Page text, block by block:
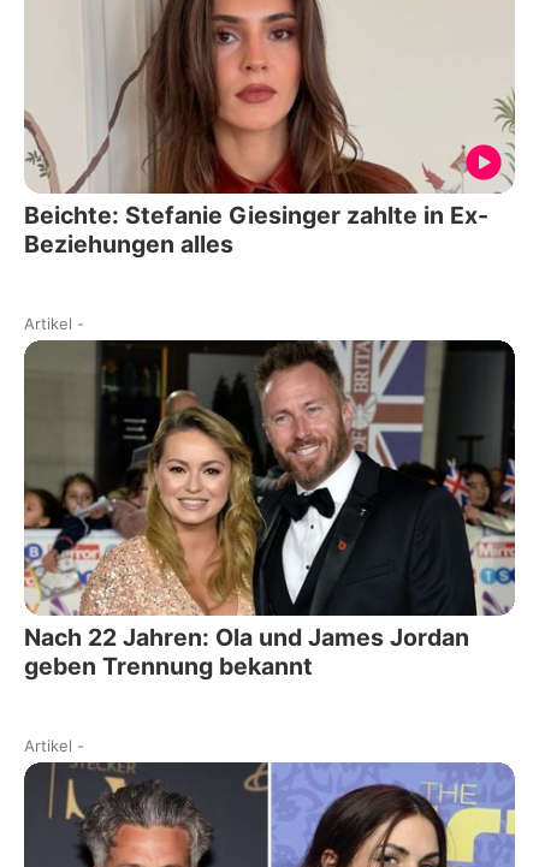
Beichte: Stefanie Giesinger zahlte in Ex-
Beziehungen alles
Artikel -
Nach 22 Jahren: Ola und James Jordan
geben Trennung bekannt
Artikel -